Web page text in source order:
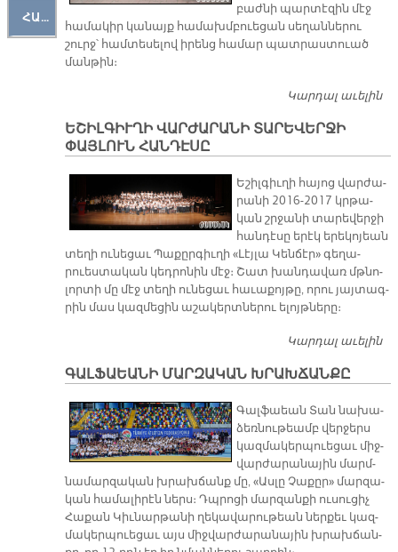
ՀԱՐԹԱԿ
բաժ­նի պար­տէ­զին մէջ
հա­մա­կիր կա­նայք հա­մախմ­բուե­ցան սե­ղան­նե­րու
շուրջ՝ համ­տե­սե­լով ի­րենց հա­մար պատ­րաստուած
ման­թին։
Կարդալ աւելին
ԵՇԻԼԳԻՒՂԻ ՎԱՐԺԱՐԱՆԻ ՏԱՐԵՎԵՐՋԻ
ՓԱՅԼՈՒՆ ՀԱՆԴԷՍԸ
Ե­շիլ­գիւ­ղի հա­յոց վար­ժա­
րա­նի 2016-2017 կրթա­
կան շրջա­նի տա­րե­վեր­ջի
հան­դէ­սը ե­րէկ ե­րե­կո­յեան
տե­ղի ու­նե­ցաւ Պա­քըր­գիւ­ղի «Լէյ­լա Կեն­ճէր» գե­ղա­
րուես­տա­կան կեդ­րո­նին մէջ։ Շատ խան­դա­վառ մթնո­
լոր­տի մը մէջ տե­ղի ու­նե­ցաւ հա­ւա­քոյ­թը, ո­րու յայ­տագ­
րին մաս կազ­մե­ցին ա­շա­կերտ­նե­րու ե­լոյթ­նե­րը։
Կարդալ աւելին
ԳԱԼՖԱԵԱՆԻ ՄԱՐԶԱԿԱՆ ԽՐԱԽՃԱՆՔԸ
Գալ­ֆաեան Տան նա­խա­
ձեռ­նու­թեամբ վեր­ջերս
կազ­մա­կեր­պուե­ցաւ միջ­
վար­ժա­րա­նա­յին մարմ­
նա­մար­զա­կան խրախ­ճանք մը, «Աս­լը Չա­քըր» մար­զա­
կան հա­մա­լի­րէն ներս։ Դպրո­ցի մար­զան­քի ու­սու­ցիչ
Հա­քան Կիւ­նար­թա­նի ղե­կա­վա­րու­թեան ներ­քեւ կազ­
մա­կեր­պուե­ցաւ այս միջ­վար­ժա­րա­նա­յին խրախ­ճան­